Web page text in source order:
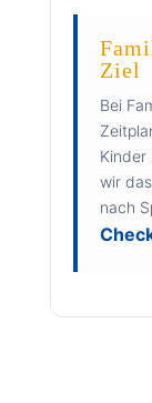
Ziel
Bei
Kinder
wir
nach